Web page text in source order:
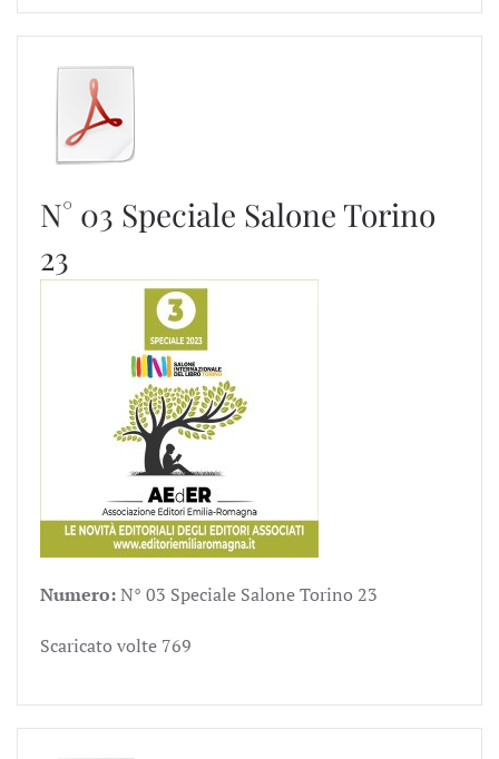
N° 03 Speciale Salone Torino
23
Numero:N° 03 Speciale Salone Torino 23
Scaricato volte 769